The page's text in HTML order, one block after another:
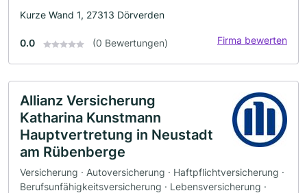
Kurze Wand 1, 27313 Dörverden
0.0 (0 Bewertungen) Firma bewerten
Allianz Versicherung
Katharina Kunstmann
Hauptvertretung in Neustadt
am Rübenberge
Versicherung · Autoversicherung · Haftpflichtversicherung ·
Berufsunfähigkeitsversicherung · Lebensversicherung ·